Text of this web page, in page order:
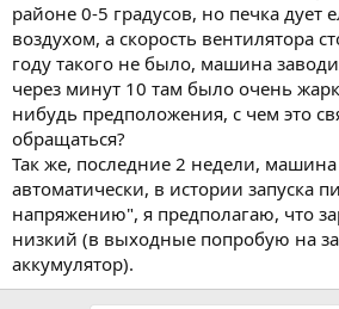
районе 0-5 градусов, но печка дует
воздухом, а скорость вентилятора
году такого не было, машина
через минут 10 там было очень
нибудь предположения, с чем это
обращаться?
Так же, последние 2 недели, машина
автоматически, в истории запуска
напряжению", я предполагаю, что
низкий (в выходные попробую на
аккумулятор).